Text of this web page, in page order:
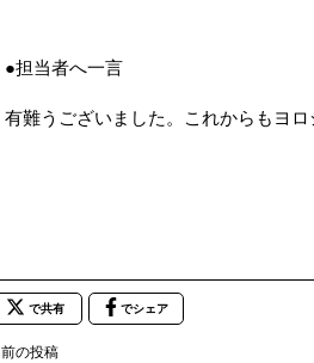
●担当者へ一言
有難うございました。これからもヨロ
で共有 でシェア
前の投稿